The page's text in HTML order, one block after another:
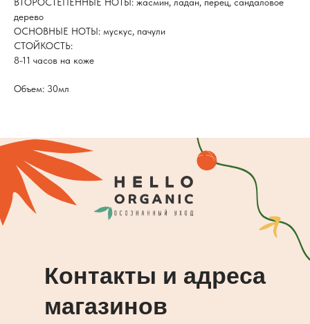
ВТОРОСТЕПЕННЫЕ НОТЫ: жасмин, ладан, перец, сандаловое
дерево
ОСНОВНЫЕ НОТЫ: мускус, пачули
СТОЙКОСТЬ:
8-11 часов на коже
Объем: 30мл
Контакты и адреса
магазинов